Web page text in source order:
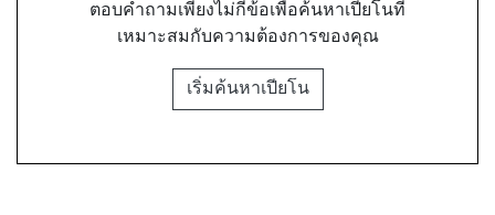
ตอบคำถามเพียงไม่กี่ข้อเพื่อค้นหาเปียโนที่
เหมาะสมกับความต้องการของคุณ
เริ่มค้นหาเปียโน